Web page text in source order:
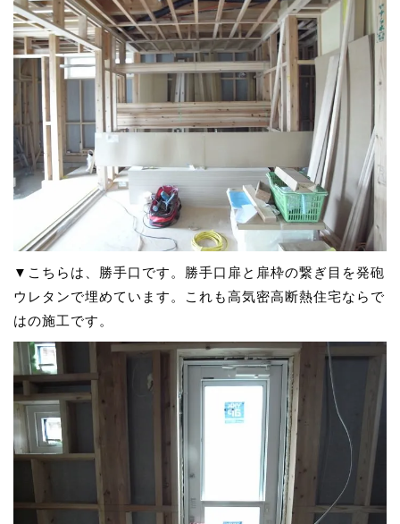
▼こちらは、勝手口です。勝手口扉と扉枠の繋ぎ目を発砲
ウレタンで埋めています。これも高気密高断熱住宅ならで
はの施工です。